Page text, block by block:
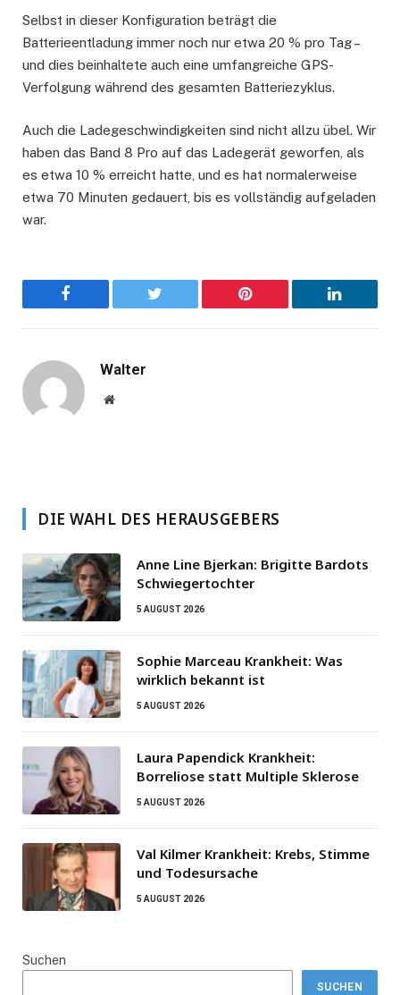
Selbst in dieser Konfiguration beträgt die
Batterieentladung immer noch nur etwa 20 % pro Tag –
und dies beinhaltete auch eine umfangreiche GPS-
Verfolgung während des gesamten Batteriezyklus.
Auch die Ladegeschwindigkeiten sind nicht allzu übel. Wir
haben das Band 8 Pro auf das Ladegerät geworfen, als
es etwa 10 % erreicht hatte, und es hat normalerweise
etwa 70 Minuten gedauert, bis es vollständig aufgeladen
war.
Facebook Twitter Pinterest LinkedIn
Walter
Website
DIE WAHL DES HERAUSGEBERS
Anne Line Bjerkan: Brigitte Bardots
Schwiegertochter
5 AUGUST 2026
Sophie Marceau Krankheit: Was
wirklich bekannt ist
5 AUGUST 2026
Laura Papendick Krankheit:
Borreliose statt Multiple Sklerose
5 AUGUST 2026
Val Kilmer Krankheit: Krebs, Stimme
und Todesursache
5 AUGUST 2026
Suchen
SUCHEN